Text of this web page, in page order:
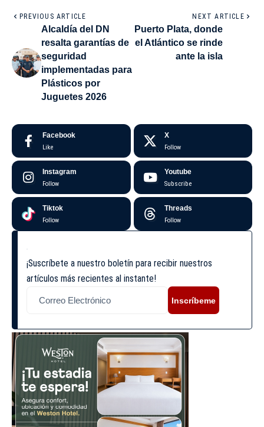
PREVIOUS ARTICLE
Alcaldía del DN
resalta garantías de
seguridad
implementadas para
Plásticos por
Juguetes 2026
NEXT ARTICLE
Puerto Plata, donde
el Atlántico se rinde
ante la isla
Facebook
Like
X
Follow
Instagram
Follow
Youtube
Subscribe
Tiktok
Follow
Threads
Follow
¡Suscríbete a nuestro boletín para recibir nuestros
artículos más recientes al instante!
Inscríbeme